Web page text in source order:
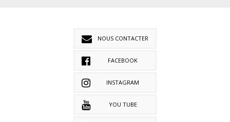
NOUS CONTACTER
FACEBOOK
INSTAGRAM
YOU TUBE